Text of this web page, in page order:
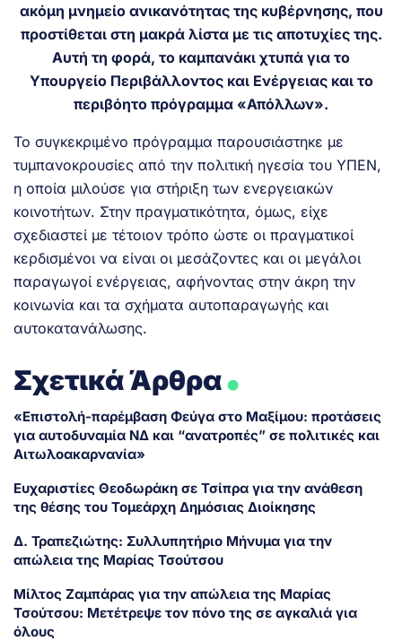
ακόμη μνημείο ανικανότητας της κυβέρνησης, που
προστίθεται στη μακρά λίστα με τις αποτυχίες της.
Αυτή τη φορά, το καμπανάκι χτυπά για το
Υπουργείο Περιβάλλοντος και Ενέργειας και το
περιβόητο πρόγραμμα «Απόλλων».
Το συγκεκριμένο πρόγραμμα παρουσιάστηκε με
τυμπανοκρουσίες από την πολιτική ηγεσία του ΥΠΕΝ,
η οποία μιλούσε για στήριξη των ενεργειακών
κοινοτήτων. Στην πραγματικότητα, όμως, είχε
σχεδιαστεί με τέτοιον τρόπο ώστε οι πραγματικοί
κερδισμένοι να είναι οι μεσάζοντες και οι μεγάλοι
παραγωγοί ενέργειας, αφήνοντας στην άκρη την
κοινωνία και τα σχήματα αυτοπαραγωγής και
αυτοκατανάλωσης.
Σχετικά Άρθρα.
«Επιστολή-παρέμβαση Φεύγα στο Μαξίμου: προτάσεις
για αυτοδυναμία ΝΔ και “ανατροπές” σε πολιτικές και
Αιτωλοακαρνανία»
Ευχαριστίες Θεοδωράκη σε Τσίπρα για την ανάθεση
της θέσης του Τομεάρχη Δημόσιας Διοίκησης
Δ. Τραπεζιώτης: Συλλυπητήριο Μήνυμα για την
απώλεια της Μαρίας Τσούτσου
Μίλτος Ζαμπάρας για την απώλεια της Μαρίας
Τσούτσου: Μετέτρεψε τον πόνο της σε αγκαλιά για
όλους